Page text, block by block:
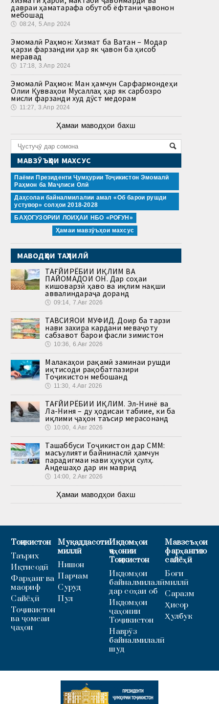
давраи ҳаматарафа обутоб ёфтани ҷавонон
мебошад
🕔 08:24, 5.Апр 2024
Эмомалӣ Раҳмон: Хизмат ба Ватан – Модар
қарзи фарзандии ҳар як ҷавон ба ҳисоб
меравад
🕔 17:18, 3.Апр 2024
Эмомалӣ Раҳмон: Ман ҳамчун Сарфармондеҳи
Олии Қувваҳои Мусаллаҳ ҳар як сарбозро
мисли фарзанди худ дӯст медорам
🕔 11:27, 3.Апр 2024
Ҳамаи маводҳои бахш
МАВЗӮЪҲОИ МАХСУС
Паёми Президенти Ҷумҳурии Тоҷикистон Эмомалӣ
Раҳмон ба Маҷлиси Олӣ
Даҳсолаи байналмилалии амал «Об барои рушди
устувор» солҳои 2018-2028
БАҲОГУЗОРИИ ЛОИҲАИ НБО «РОҒУН»
Ҳамаи мавзӯъҳои махсус
МАВОДҲОИ ТАҲЛИЛӢ
ТАҒЙИРЁБИИ ИҚЛИМ ВА
ПАЙОМАДҲОИ ОН. Дар соҳаи
кишоварзӣ ҳаво ва иқлим нақши
аввалиндараҷа доранд
🕔 09:14, 7.Авг 2026
ТАВСИЯҲОИ МУФИД. Доир ба тарзи
нави захира кардани меваҷоту
сабзавот барои фасли зимистон
🕔 10:36, 6.Авг 2026
Малакаҳои рақамӣ заминаи рушди
иқтисоди рақобатпазири
Тоҷикистон мебошанд
🕔 11:30, 4.Авг 2026
ТАҒЙИРЁБИИ ИҚЛИМ. Эл-Нинё ва
Ла-Ниня – ду ҳодисаи табиие, ки ба
иқлими ҷаҳон таъсир мерасонанд
🕔 10:00, 4.Авг 2026
Ташаббуси Тоҷикистон дар СММ:
масъулияти байнинаслӣ ҳамчун
парадигмаи нави ҳуқуқи сулҳ.
Андешаҳо дар ин маврид
🕔 14:00, 2.Авг 2026
Ҳамаи маводҳои бахш
Тоҷикистон
Таърих
Иқтисодӣ
Фарҳанг ва
маориф
Сайёҳӣ
Тоҷикистон
ва ҷомеаи
ҷаҳон
Муқаддасоти
миллӣ
Нишон
Парчам
Суруд
Пул
Иқдомҳои
ҷаҳонии
Тоҷикистон
Иқдомҳои
байналмилалӣ
дар соҳаи об
Иқдомҳои
ҷаҳонии
Тоҷикистон
Наврӯз
байналмилалӣ
шуд
Мавзеъҳои
фарҳангию
сайёҳӣ
Боғи
миллӣ
Саразм
Ҳисор
Ҳулбук